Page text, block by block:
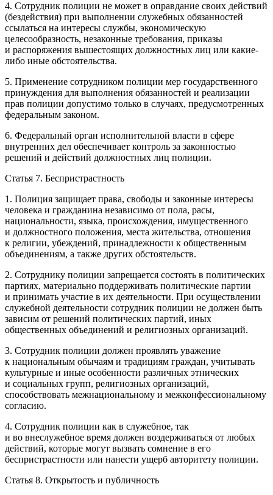
4. Сотрудник полиции не может в оправдание своих действий
(бездействия) при выполнении служебных обязанностей
ссылаться на интересы службы, экономическую
целесообразность, незаконные требования, приказы
и распоряжения вышестоящих должностных лиц или какие-
либо иные обстоятельства.
5. Применение сотрудником полиции мер государственного
принуждения для выполнения обязанностей и реализации
прав полиции допустимо только в случаях, предусмотренных
федеральным законом.
6. Федеральный орган исполнительной власти в сфере
внутренних дел обеспечивает контроль за законностью
решений и действий должностных лиц полиции.
Статья 7. Беспристрастность
1. Полиция защищает права, свободы и законные интересы
человека и гражданина независимо от пола, расы,
национальности, языка, происхождения, имущественного
и должностного положения, места жительства, отношения
к религии, убеждений, принадлежности к общественным
объединениям, а также других обстоятельств.
2. Сотруднику полиции запрещается состоять в политических
партиях, материально поддерживать политические партии
и принимать участие в их деятельности. При осуществлении
служебной деятельности сотрудник полиции не должен быть
зависим от решений политических партий, иных
общественных объединений и религиозных организаций.
3. Сотрудник полиции должен проявлять уважение
к национальным обычаям и традициям граждан, учитывать
культурные и иные особенности различных этнических
и социальных групп, религиозных организаций,
способствовать межнациональному и межконфессиональному
согласию.
4. Сотрудник полиции как в служебное, так
и во внеслужебное время должен воздерживаться от любых
действий, которые могут вызвать сомнение в его
беспристрастности или нанести ущерб авторитету полиции.
Статья 8. Открытость и публичность